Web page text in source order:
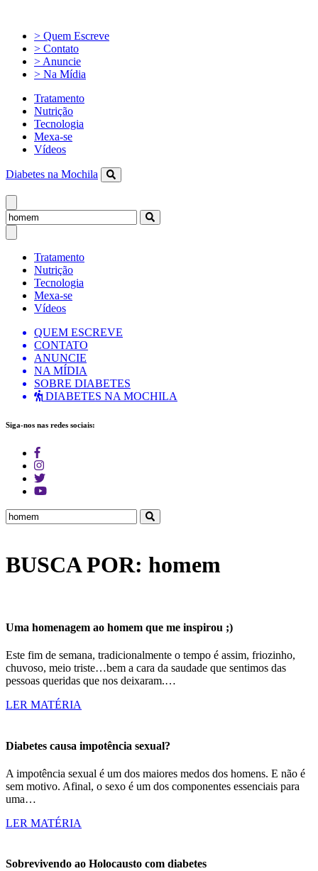
> Quem Escreve
> Contato
> Anuncie
> Na Mídia
Tratamento
Nutrição
Tecnologia
Mexa-se
Vídeos
Diabetes na Mochila
Tratamento
Nutrição
Tecnologia
Mexa-se
Vídeos
QUEM ESCREVE
CONTATO
ANUNCIE
NA MÍDIA
SOBRE DIABETES
DIABETES NA MOCHILA
Siga-nos nas redes sociais:
BUSCA POR: homem
Uma homenagem ao homem que me inspirou ;)
Este fim de semana, tradicionalmente o tempo é assim, friozinho,
chuvoso, meio triste…bem a cara da saudade que sentimos das
pessoas queridas que nos deixaram.…
LER MATÉRIA
Diabetes causa impotência sexual?
A impotência sexual é um dos maiores medos dos homens. E não é
sem motivo. Afinal, o sexo é um dos componentes essenciais para
uma…
LER MATÉRIA
Sobrevivendo ao Holocausto com diabetes